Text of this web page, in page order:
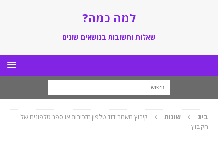
למה כמה?
שאלות ותשובות בנושאים שונים
בית שונות
קיבוץ משמר דוד טלפון מזכירות או ספר טלפונים של
הקיבוץ